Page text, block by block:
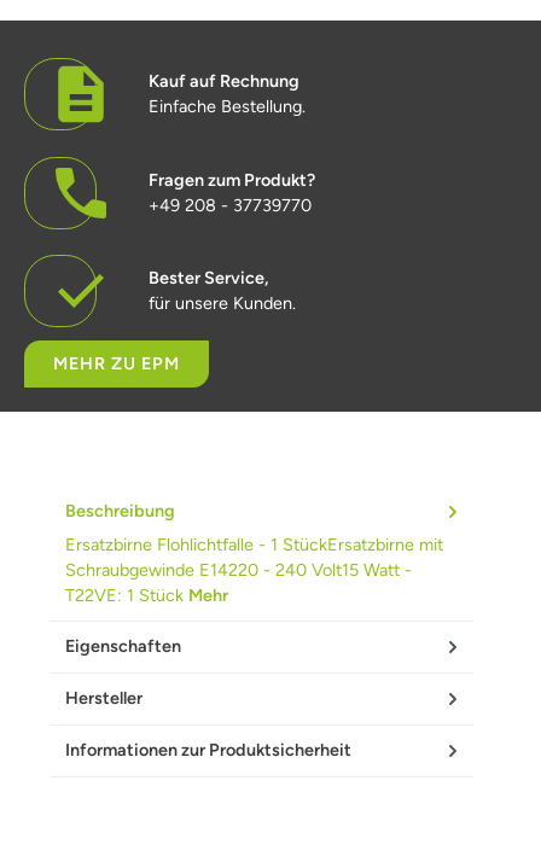
Kauf auf Rechnung
Einfache Bestellung.
Fragen zum Produkt?
+49 208 - 37739770
Bester Service,
für unsere Kunden.
MEHR ZU EPM
Beschreibung
Ersatzbirne Flohlichtfalle - 1 StückErsatzbirne mit
Schraubgewinde E14220 - 240 Volt15 Watt -
T22VE: 1 Stück Mehr
Eigenschaften
Hersteller
Informationen zur Produktsicherheit